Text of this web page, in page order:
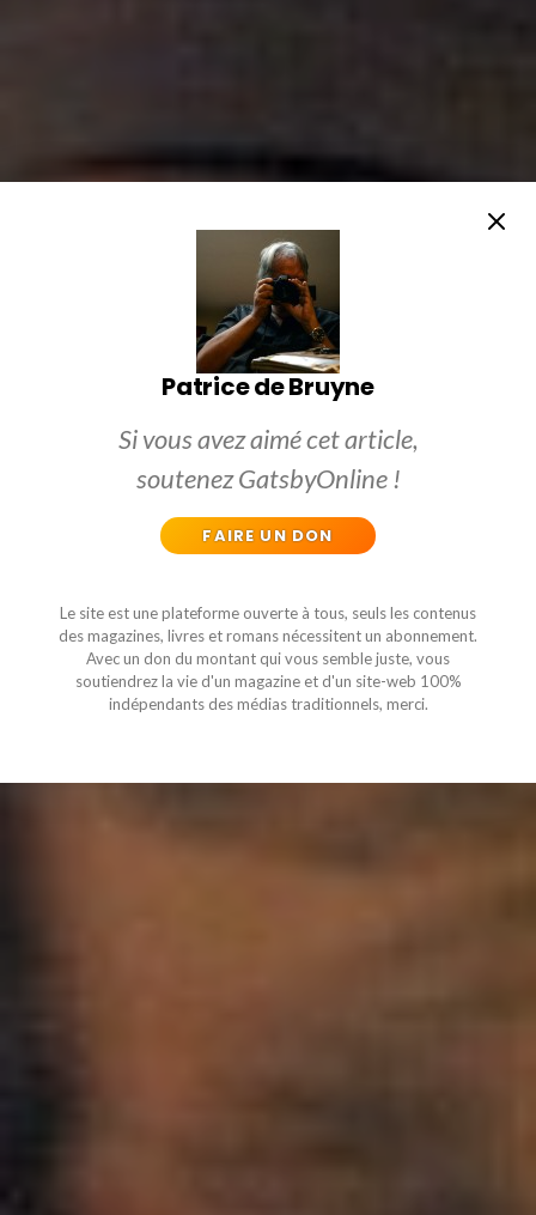
Patrice de Bruyne
Si vous avez aimé cet article,
soutenez GatsbyOnline !
FAIRE UN DON
Le site est une plateforme ouverte à tous, seuls les contenus
des magazines, livres et romans nécessitent un abonnement.
Avec un don du montant qui vous semble juste, vous
soutiendrez la vie d'un magazine et d'un site-web 100%
indépendants des médias traditionnels, merci.